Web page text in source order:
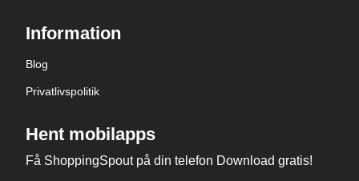
Information
Blog
Privatlivspolitik
Hent mobilapps
Få ShoppingSpout på din telefon Download gratis!